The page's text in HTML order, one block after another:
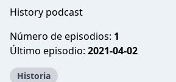
History podcast
Número de episodios: 1
Último episodio: 2021-04-02
Historia